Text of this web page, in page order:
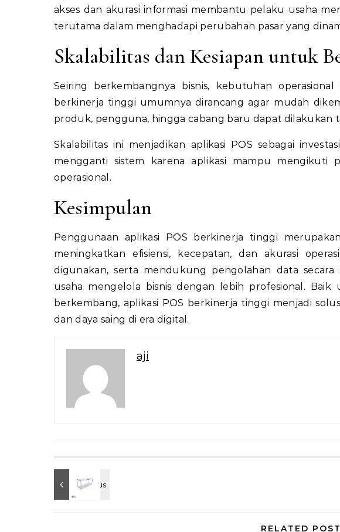
akses dan akurasi informasi membantu pelaku usaha
terutama dalam menghadapi perubahan pasar yang
Skalabilitas dan Kesiapan untuk
Seiring berkembangnya bisnis, kebutuhan
berkinerja tinggi umumnya dirancang agar mudah
produk, pengguna, hingga cabang baru dapat dilakukan
Skalabilitas ini menjadikan aplikasi POS sebagai
mengganti sistem karena aplikasi mampu
operasional.
Kesimpulan
Penggunaan aplikasi POS berkinerja tinggi
meningkatkan efisiensi, kecepatan, dan akurasi
digunakan, serta mendukung pengolahan data
usaha mengelola bisnis dengan lebih profesional.
berkembang, aplikasi POS berkinerja tinggi menjadi
dan daya saing di era digital.
aji
RELATED